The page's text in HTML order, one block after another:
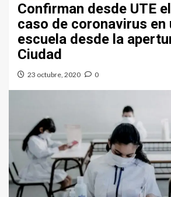
Confirman desde UTE
caso de coronavirus en
escuela desde la
Ciudad
23 octubre, 2020 0